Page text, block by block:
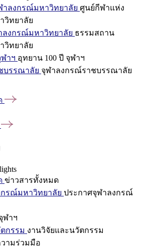
าลงกรณ์มหาวิทยาลัย ศูนย์กีฬาแห่ง
วิทยาลัย
ลงกรณ์มหาวิทยาลัย ธรรมสถาน
วิทยาลัย
าฯ อุทยาน 100 ปี จุฬาฯ
บรรณาลัย จุฬาลงกรณ์ราชบรรณาลัย
ข่าวสารทั้งหมด
รณ์มหาวิทยาลัย ประกาศจุฬาลงกรณ์
ฬาฯ
กรรม งานวิจัยและนวัตกรรม
ามร่วมมือ